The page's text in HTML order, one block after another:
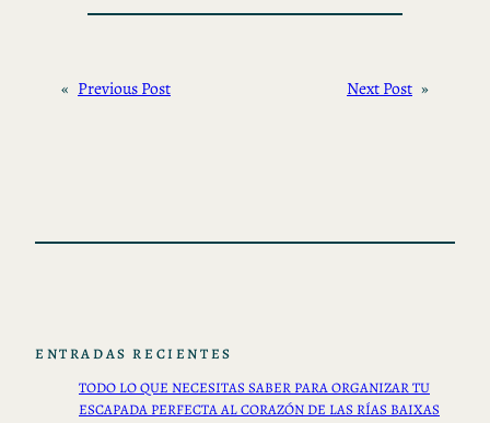
« Previous Post Next Post »
ENTRADAS RECIENTES
TODO LO QUE NECESITAS SABER PARA ORGANIZAR TU
ESCAPADA PERFECTA AL CORAZÓN DE LAS RÍAS BAIXAS